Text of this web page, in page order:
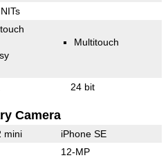
Multitouch
24 bit
Camera
mini iPhone SE
12-MP